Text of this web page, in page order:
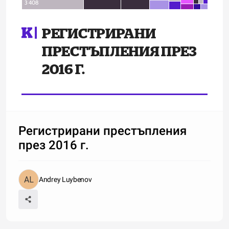
3 408
РЕГИСТРИРАНИ
ПРЕСТЪПЛЕНИЯ ПРЕЗ
2016 Г.
Регистрирани престъпления
през 2016 г.
Andrey Luybenov